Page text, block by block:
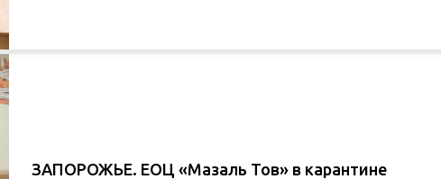
ЗАПОРОЖЬЕ. ЕОЦ «Мазаль Тов» в карантине